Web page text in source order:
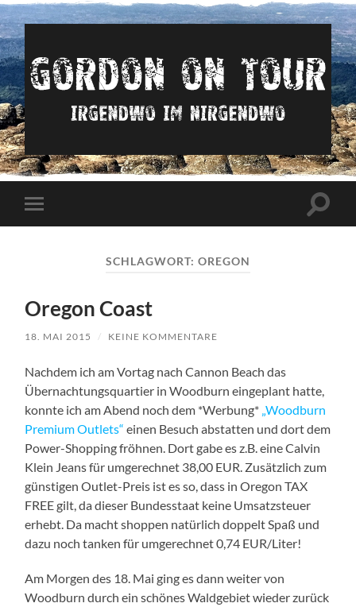
Irgendwo
im
nirgendwo
Mobile-
Menü
SCHLAGWORT: OREGON
Oregon Coast
18. MAI 2015 / KEINE KOMMENTARE
Nachdem ich am Vortag nach Cannon Beach das
Übernachtungsquartier in Woodburn eingeplant hatte,
konnte ich am Abend noch dem *Werbung* „Woodburn
Premium Outlets“ einen Besuch abstatten und dort dem
Power-Shopping fröhnen. Dort gabe es z.B. eine Calvin
Klein Jeans für umgerechnet 38,00 EUR. Zusätzlich zum
günstigen Outlet-Preis ist es so, dass in Oregon TAX
FREE gilt, da dieser Bundesstaat keine Umsatzsteuer
erhebt. Da macht shoppen natürlich doppelt Spaß und
dazu noch tanken für umgerechnet 0,74 EUR/Liter!
Am Morgen des 18. Mai ging es dann weiter von
Woodburn durch ein schönes Waldgebiet wieder zurück